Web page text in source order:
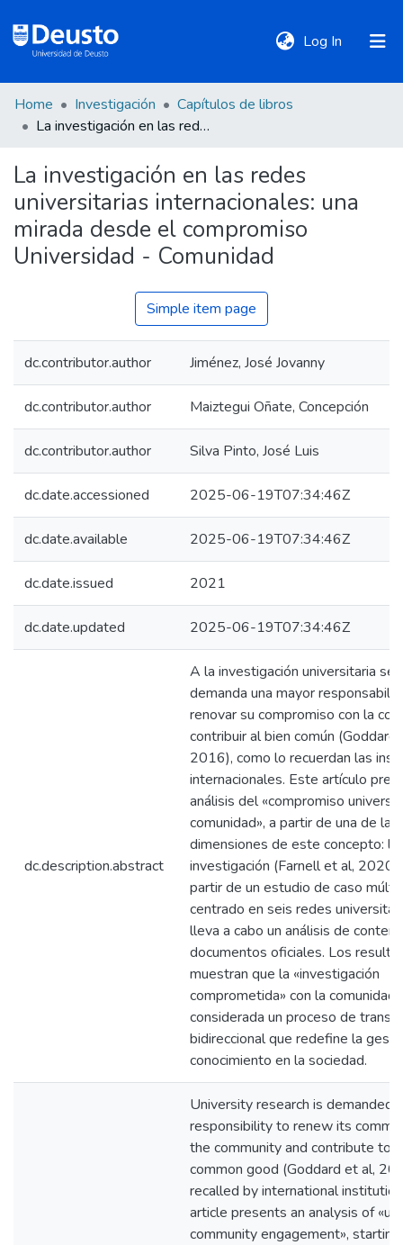
Log In (current)
DeustoTeka
Communities
&
Collections
Statistics
Home Investigación
Capítulos de libros
La investigación en las redes universitarias internacionales: una mirada desde el compromiso Universidad - Comunidad
La investigación en las redes
universitarias internacionales: una
mirada desde el compromiso
Universidad - Comunidad
Simple item page
dc.contributor.author Jiménez, José Jovanny
dc.contributor.author Maiztegui Oñate, Concepción
dc.contributor.author Silva Pinto, José Luis
dc.date.accessioned 2025-06-19T07:34:46Z
dc.date.available 2025-06-19T07:34:46Z
dc.date.issued 2021
dc.date.updated 2025-06-19T07:34:46Z
dc.description.abstract
A la investigación universitaria se
demanda una mayor
renovar su compromiso con la
contribuir al bien común (Goddard
2016), como lo recuerdan las
internacionales. Este artículo
análisis del «compromiso
comunidad», a partir de una de las
dimensiones de este concepto: la
investigación (Farnell et al, 2020
partir de un estudio de caso
centrado en seis redes
lleva a cabo un análisis de
documentos oficiales. Los
muestran que la «investigación
comprometida» con la comunidad
considerada un proceso de
bidireccional que redefine la
conocimiento en la sociedad.
University research is demanded
responsibility to renew its
the community and contribute to
common good (Goddard et al,
recalled by international
article presents an analysis of
community engagement»,